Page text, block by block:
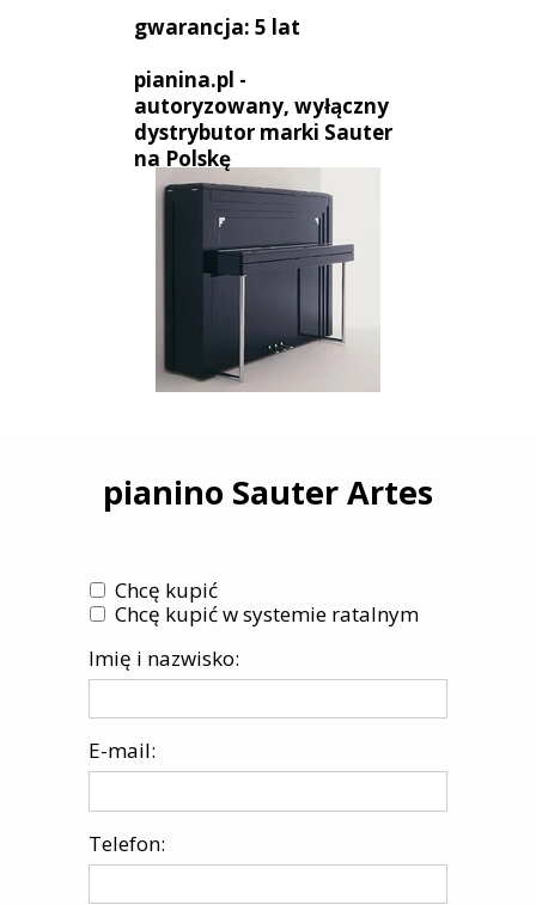
gwarancja: 5 lat
pianina.pl -
autoryzowany, wyłączny
dystrybutor marki Sauter
na Polskę
pianino Sauter Artes
Chcę kupić
Chcę kupić w systemie ratalnym
Imię i nazwisko:
E-mail:
Telefon: